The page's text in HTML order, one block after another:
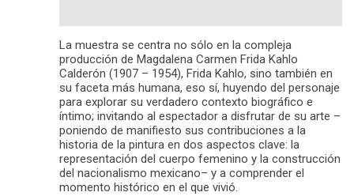
La muestra se centra no sólo en la compleja
producción de Magdalena Carmen Frida Kahlo
Calderón (1907 – 1954), Frida Kahlo, sino también en
su faceta más humana, eso sí, huyendo del personaje
para explorar su verdadero contexto biográfico e
íntimo; invitando al espectador a disfrutar de su arte –
poniendo de manifiesto sus contribuciones a la
historia de la pintura en dos aspectos clave: la
representación del cuerpo femenino y la construcción
del nacionalismo mexicano– y a comprender el
momento histórico en el que vivió.